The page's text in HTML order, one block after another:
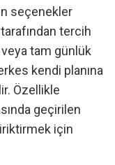
seçenekler
tercih
tam günlük
kendi planına
Özellikle
geçirilen
için